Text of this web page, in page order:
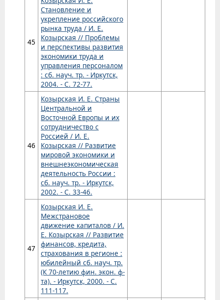
45
Становление и
укрепление российского
рынка труда / И. Е.
Козырская // Проблемы
и перспективы развития
экономики труда и
управления персоналом
: сб. науч. тр. - Иркутск,
2004. - С. 72-77.
46
Козырская И. Е. Страны
Центральной и
Восточной Европы и их
сотрудничество с
Россией / И. Е.
Козырская // Развитие
мировой экономики и
внешнеэкономическая
деятельность России :
сб. науч. тр. - Иркутск,
2002. - С. 33-46.
47
Козырская И. Е.
Межстрановое
движение капиталов / И.
Е. Козырская // Развитие
финансов, кредита,
страхования в регионе :
юбилейный сб. науч. тр.
(К 70-летию фин. экон. ф-
та). - Иркутск, 2000. - С.
111-117.